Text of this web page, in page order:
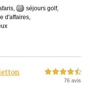
séjours golf,
d'affaires
4,5 étoiles sur 5
76 avis